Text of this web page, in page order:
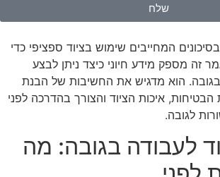
שלח
המחייבים שימוש בציוד ספציפי כדי
זה מספק מידע חיוני כיצד ניתן לבצע
בגובה. הוא מדגיש את החשיבות של הבנת
איכות הציוד והצורך בהדרכה לפני
לגובה.